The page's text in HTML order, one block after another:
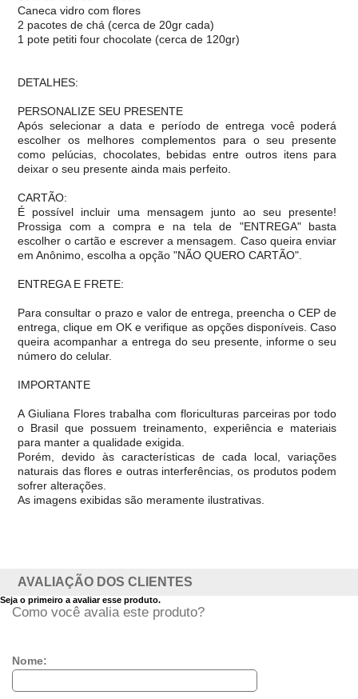
Caneca vidro com flores
2 pacotes de chá (cerca de 20gr cada)
1 pote petiti four chocolate (cerca de 120gr)
DETALHES:
PERSONALIZE SEU PRESENTE
Após selecionar a data e período de entrega você poder
escolher os melhores complementos para o seu presente
como pelúcias, chocolates, bebidas entre outros itens para
deixar o seu presente ainda mais perfeito.
CARTÃO:
É possível incluir uma mensagem junto ao seu presente!
Prossiga com a compra e na tela de "ENTREGA" basta
escolher o cartão e escrever a mensagem. Caso queira enviar
em Anônimo, escolha a opção "NÃO QUERO CARTÃO".
ENTREGA E FRETE:
Para consultar o prazo e valor de entrega, preencha o CEP de
entrega, clique em OK e verifique as opções disponíveis. Caso
queira acompanhar a entrega do seu presente, informe o seu
número do celular.
IMPORTANTE
A Giuliana Flores trabalha com floriculturas parceiras por todo
o Brasil que possuem treinamento, experiência e materiais
para manter a qualidade exigida.
Porém, devido às características de cada local, variações
naturais das flores e outras interferências, os produtos podem
sofrer alterações.
As imagens exibidas são meramente ilustrativas.
AVALIAÇÃO DOS CLIENTES
Seja o primeiro a avaliar esse produto.
Como você avalia este produto?
Nome: